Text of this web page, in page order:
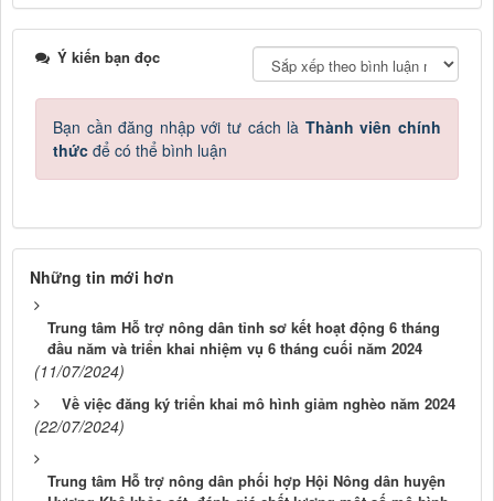
Ý kiến bạn đọc
Bạn cần đăng nhập với tư cách là Thành viên chính
thức để có thể bình luận
Những tin mới hơn
Trung tâm Hỗ trợ nông dân tỉnh sơ kết hoạt động 6 tháng
đầu năm và triển khai nhiệm vụ 6 tháng cuối năm 2024
(11/07/2024)
Về việc đăng ký triển khai mô hình giảm nghèo năm 2024
(22/07/2024)
Trung tâm Hỗ trợ nông dân phối hợp Hội Nông dân huyện